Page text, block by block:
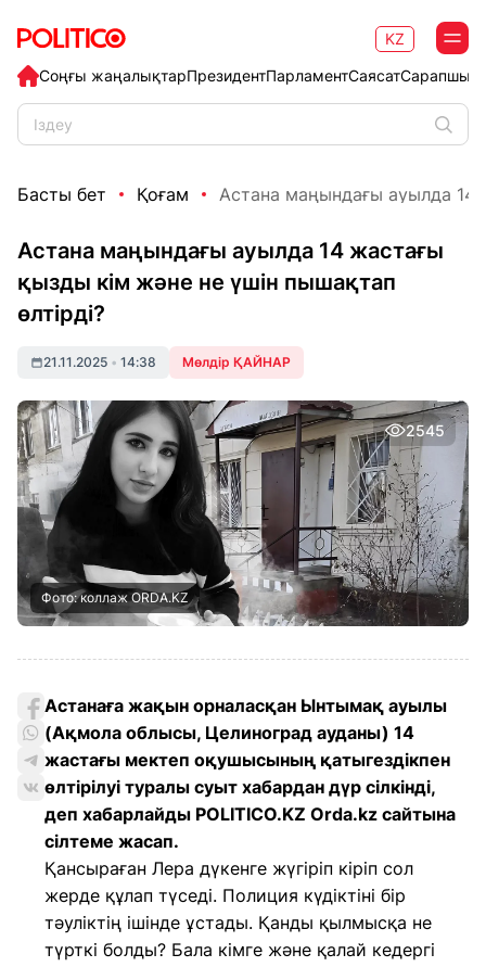
Соңғы жаңалықтарПрезидентПарламентСаясат
KZ
Басты бет Қоғам Астана маңындағы ауылда 14
Астана маңындағы ауылда 14 жастағы
қызды кім және не үшін пышақтап
өлтірді?
21.11.2025 • 14:38 Мөлдір ҚАЙНАР
2545
Фото: коллаж ORDA.KZ
Астанаға жақын орналасқан Ынтымақ ауылы
(Ақмола облысы, Целиноград ауданы) 14
жастағы мектеп оқушысының қатыгездікпен
өлтірілуі туралы суыт хабардан дүр сілкінді,
деп хабарлайды POLITICO.KZ Orda.kz сайтына
сілтеме жасап.
Қансыраған Лера дүкенге жүгіріп кіріп сол
жерде құлап түседі. Полиция күдіктіні бір
тәуліктің ішінде ұстады. Қанды қылмысқа не
түрткі болды? Бала кімге және қалай кедергі